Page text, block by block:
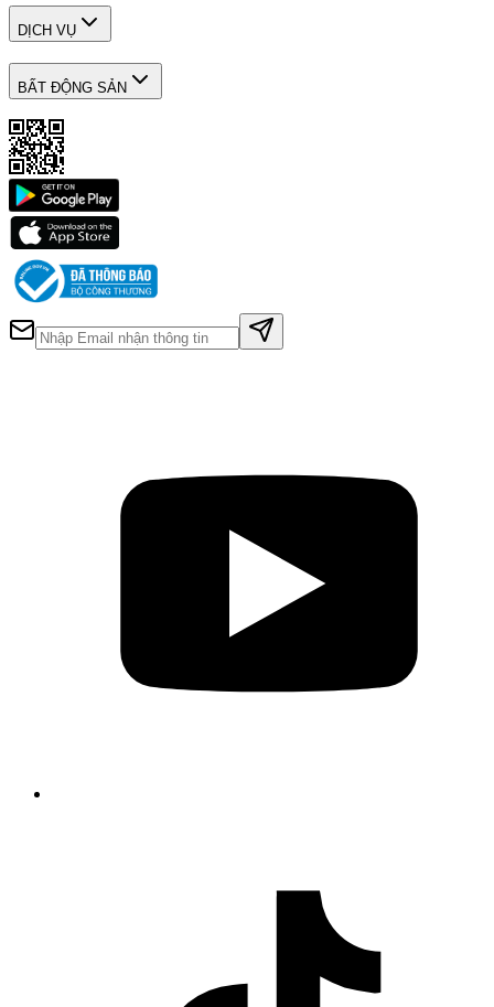
DỊCH VỤ
BẤT ĐỘNG SẢN